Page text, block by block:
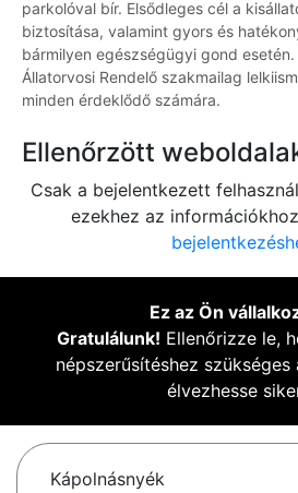
parkolóval bír. Elsődleges cél a
biztosítása, valamint gyors és
bármilyen egészségügyi gond
Állatorvosi Rendelő szakmailag
minden érdeklődő számára.
Ellenőrzött
Csak a bejelentkezett
ezekhez az
Ez az Ön
Gratulálunk! Ellenőrizze le,
népszerűsítéshez
élvezhesse
Kápolnásnyék